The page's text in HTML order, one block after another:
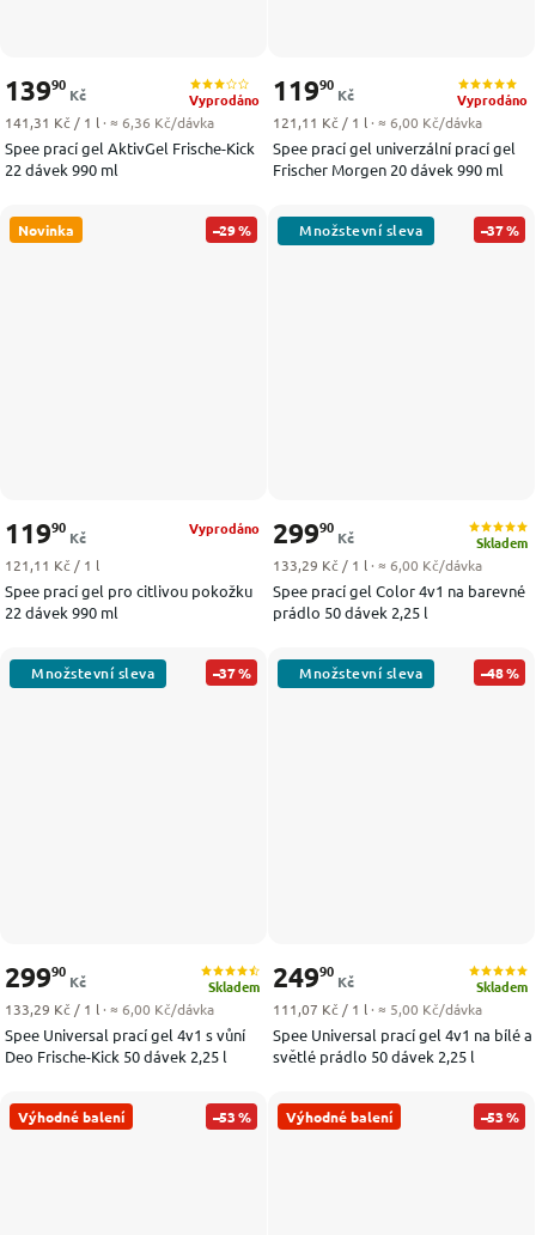
Spee prací gel AktivGel Frische-Kick
22 dávek 990 ml
Vyprodáno
13990
Kč
Měrná cena:
141,31 Kč / 1 l · ≈ 6,36 Kč/dávka
Spee prací gel univerzální prací gel
Frischer Morgen 20 dávek 990 ml
Vyprodáno
11990
Kč
Měrná cena:
121,11 Kč / 1 l · ≈ 6,00 Kč/dávka
Novinka –29 %
Spee prací gel pro citlivou pokožku
22 dávek 990 ml
Vyprodáno
11990
Kč
Měrná cena:
121,11 Kč / 1 l
–37 %
Spee prací gel Color 4v1 na barevné
prádlo 50 dávek 2,25 l
Skladem
29990
Kč
Měrná cena:
133,29 Kč / 1 l · ≈ 6,00 Kč/dávka
–37 %
Spee Universal prací gel 4v1 s vůní
Deo Frische-Kick 50 dávek 2,25 l
Skladem
29990
Kč
Měrná cena:
133,29 Kč / 1 l · ≈ 6,00 Kč/dávka
–48 %
Spee Universal prací gel 4v1 na bílé a
světlé prádlo 50 dávek 2,25 l
Skladem
24990
Kč
Měrná cena:
111,07 Kč / 1 l · ≈ 5,00 Kč/dávka
Výhodné balení –53 % Výhodné balení –53 %